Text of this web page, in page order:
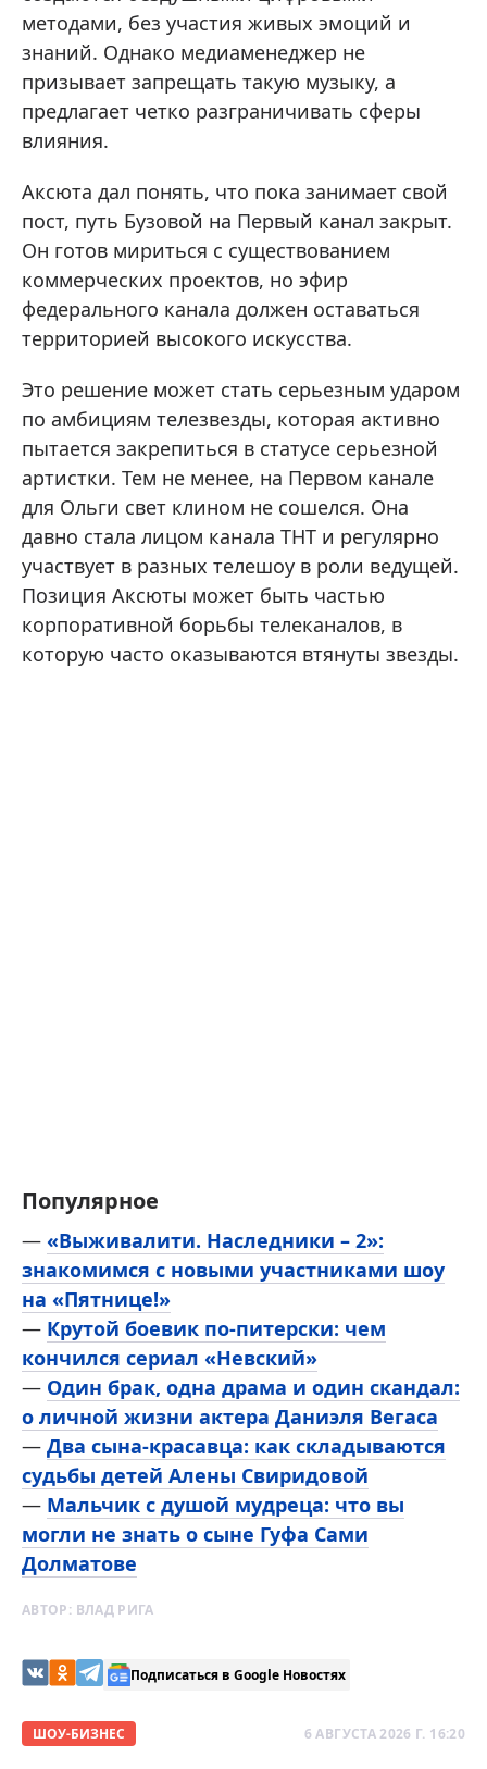
методами, без участия живых эмоций и
знаний. Однако медиаменеджер не
призывает запрещать такую музыку, а
предлагает четко разграничивать сферы
влияния.
Аксюта дал понять, что пока занимает свой
пост, путь Бузовой на Первый канал закрыт.
Он готов мириться с существованием
коммерческих проектов, но эфир
федерального канала должен оставаться
территорией высокого искусства.
Это решение может стать серьезным ударом
по амбициям телезвезды, которая активно
пытается закрепиться в статусе серьезной
артистки. Тем не менее, на Первом канале
для Ольги свет клином не сошелся. Она
давно стала лицом канала ТНТ и регулярно
участвует в разных телешоу в роли ведущей.
Позиция Аксюты может быть частью
корпоративной борьбы телеканалов, в
которую часто оказываются втянуты звезды.
Популярное
— «Выживалити. Наследники – 2»:
знакомимся с новыми участниками шоу
на «Пятнице!»
— Крутой боевик по-питерски: чем
кончился сериал «Невский»
— Один брак, одна драма и один скандал:
о личной жизни актера Даниэля Вегаса
— Два сына-красавца: как складываются
судьбы детей Алены Свиридовой
— Мальчик с душой мудреца: что вы
могли не знать о сыне Гуфа Сами
Долматове
АВТОР: ВЛАД РИГА
Подписаться в Google Новостях
ШОУ-БИЗНЕС 6 АВГУСТА 2026 Г. 16:20